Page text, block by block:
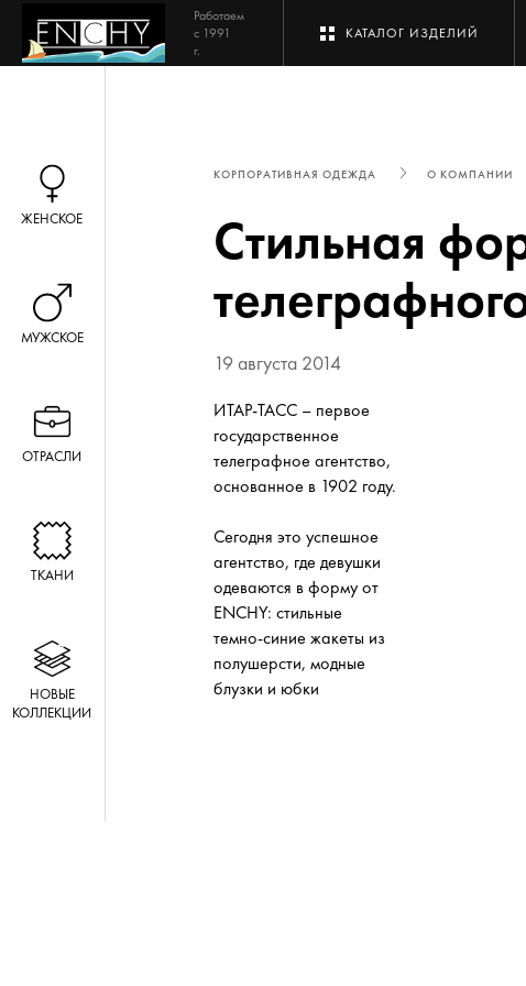
Работаем
с 1991
г.
КАТАЛОГ ИЗДЕЛИЙ
ЖЕНСКОЕ
МУЖСКОЕ
ОТРАСЛИ
ТКАНИ
НОВЫЕ
КОЛЛЕКЦИИ
КОРПОРАТИВНАЯ ОДЕЖДА О КОМПАНИИ
Стильная
19 августа 2014
ИТАР-ТАСС – первое
государственное
телеграфное агентство,
основанное в 1902 году.
Сегодня это успешное
агентство, где девушки
одеваются в форму от
ENCHY: стильные
темно-синие жакеты из
полушерсти, модные
блузки и юбки